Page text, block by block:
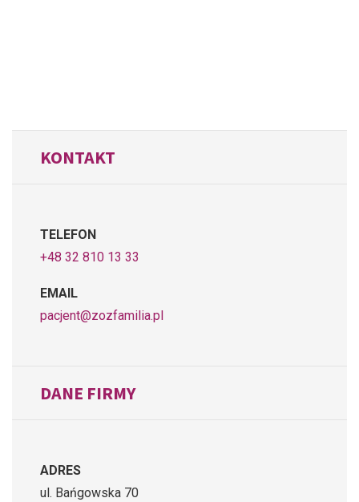
KONTAKT
TELEFON
+48 32 810 13 33
EMAIL
pacjent@zozfamilia.pl
DANE FIRMY
ADRES
ul. Bańgowska 70